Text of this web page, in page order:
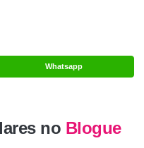
Whatsapp
no Blogue